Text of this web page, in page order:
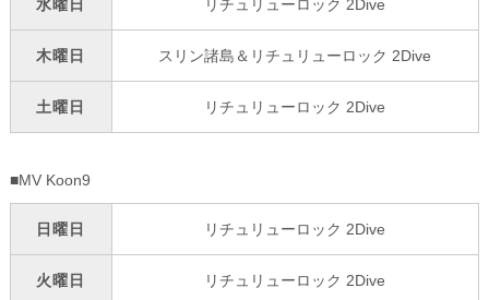
水曜日 リチュリューロック 2Dive
木曜日 スリン諸島＆リチュリューロック 2Dive
土曜日 リチュリューロック 2Dive
■MV Koon9
日曜日 リチュリューロック 2Dive
火曜日 リチュリューロック 2Dive